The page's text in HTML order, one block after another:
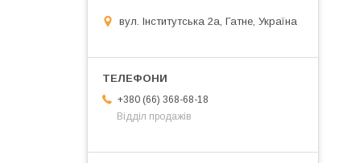
вул. Інститутська 2а, Гатне, Україна
+380 (66) 368-68-18
Відділ продажів